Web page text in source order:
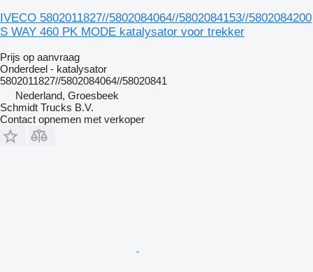
IVECO 5802011827//5802084064//5802084153//5802084200
S WAY 460 PK MODE katalysator voor trekker
Prijs op aanvraag
Onderdeel - katalysator
5802011827//5802084064//58020841
Nederland, Groesbeek
Schmidt Trucks B.V.
Contact opnemen met verkoper